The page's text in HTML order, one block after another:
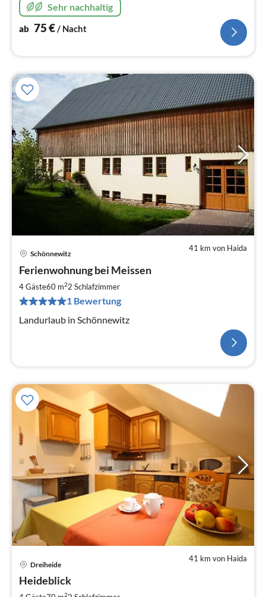
Sehr nachhaltig
ab 75€/ Nacht
41 km von Haida
Schönnewitz
Ferienwohnung bei Meissen
4 Gäste60 m22 Schlafzimmer
1 Bewertung
Landurlaub in Schönnewitz
41 km von Haida
Dreiheide
Heideblick
2